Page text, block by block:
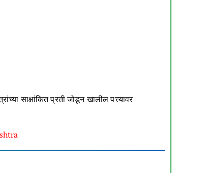
साक्षांकित प्रती जोडून खालील पत्त्यावर